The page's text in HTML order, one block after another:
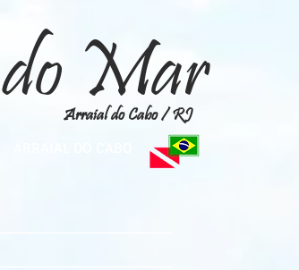
do Mar
Arraial do Cabo / RJ